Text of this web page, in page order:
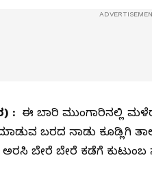
:ಈ ಬಾರಿ ಮುಂಗಾರಿನಲ್ಲಿ
ಬರದ ನಾಡು ಕೂಡ್ಲಿಗಿ
ಬೇರೆ ಬೇರೆ ಕಡೆಗೆ ಕುಟುಂಬ